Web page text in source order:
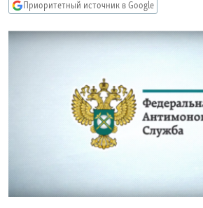
Вернутся
поиску
КАВКАЗ.РЕАЛИИ
СЕВЕР.РЕАЛИИ
РАСПИСАНИЕ ВЕЩАНИЯ
ПОДПИШИТЕСЬ НА РАССЫЛКУ
Приоритетный источник в Google